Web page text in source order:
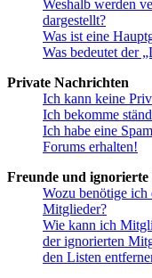
Weshalb werden
dargestellt?
Was ist eine
Was bedeutet der
Private Nachrichten
Ich kann keine
Ich bekomme
Ich habe eine
Forums erhalten!
Freunde und
Wozu benötige ich
Mitglieder?
Wie kann ich
der ignorierten
den Listen